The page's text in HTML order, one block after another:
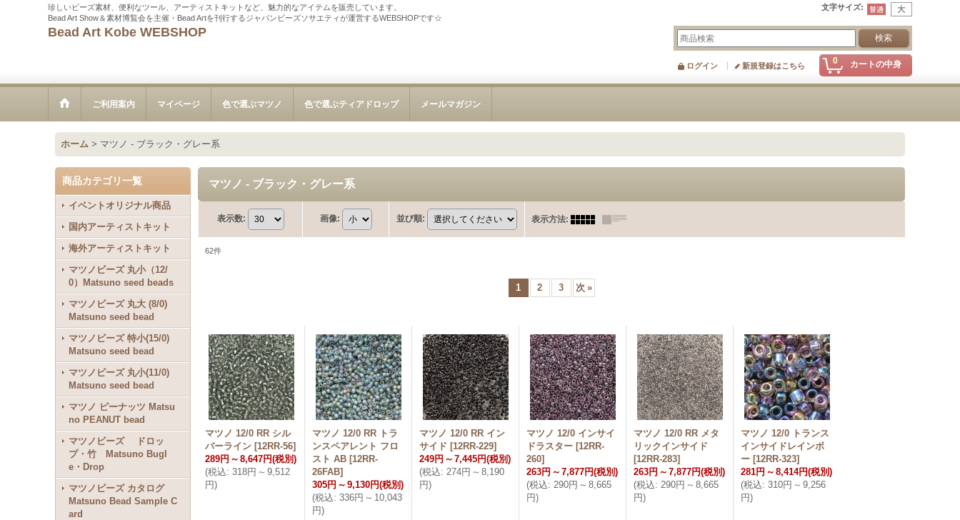
珍しいビーズ素材、便利なツール、アーティストキットなど、魅力的なアイテムを販売しています。
Bead Art Show＆素材博覧会を主催・Bead Artを刊行するジャパンビーズソサエティが運営するWEBSHOPです☆
文字サイズ:
Bead Art Kobe WEBSHOP
0 カートの中身
ログイン 新規登録はこちら
ご利用案内 マイページ 色で選ぶマツノ 色で選ぶティアドロップ メールマガジン
ホーム > マツノ - ブラック・グレー系
商品カテゴリ一覧
イベントオリジナル商品
国内アーティストキット
海外アーティストキット
マツノビーズ 丸小（12/
0）Matsuno seed beads
マツノビーズ 丸大 (8/0)
Matsuno seed bead
マツノビーズ 特小(15/0)
Matsuno seed bead
マツノビーズ 丸小(11/0)
Matsuno seed bead
マツノ ピーナッツ Matsu
no PEANUT bead
マツノビーズ ドロッ
プ・竹 Matsuno Bugl
e・Drop
マツノビーズ カタログ
Matsuno Bead Sample C
ard
マツノ - ブラック・グレー系
表示数: 画像: 並び順: 表示方法:
62件
1 2 3 次 »
マツノ 12/0 RR シル
バーライン [12RR-56]
289円 ～ 8,647円(税別)
(税込: 318円 ～ 9,512
円)
マツノ 12/0 RR トラ
ンスペアレント フロ
スト AB [12RR-
26FAB]
305円 ～ 9,130円(税別)
(税込: 336円 ～ 10,043
円)
マツノ 12/0 RR イン
サイド [12RR-229]
249円 ～ 7,445円(税別)
(税込: 274円 ～ 8,190
円)
マツノ 12/0 インサイ
ドラスター [12RR-
260]
263円 ～ 7,877円(税別)
(税込: 290円 ～ 8,665
円)
マツノ 12/0 RR メタ
リックインサイド
[12RR-283]
263円 ～ 7,877円(税別)
(税込: 290円 ～ 8,665
円)
マツノ 12/0 トランス
インサイドレインボ
ー [12RR-323]
281円 ～ 8,414円(税別)
(税込: 310円 ～ 9,256
円)